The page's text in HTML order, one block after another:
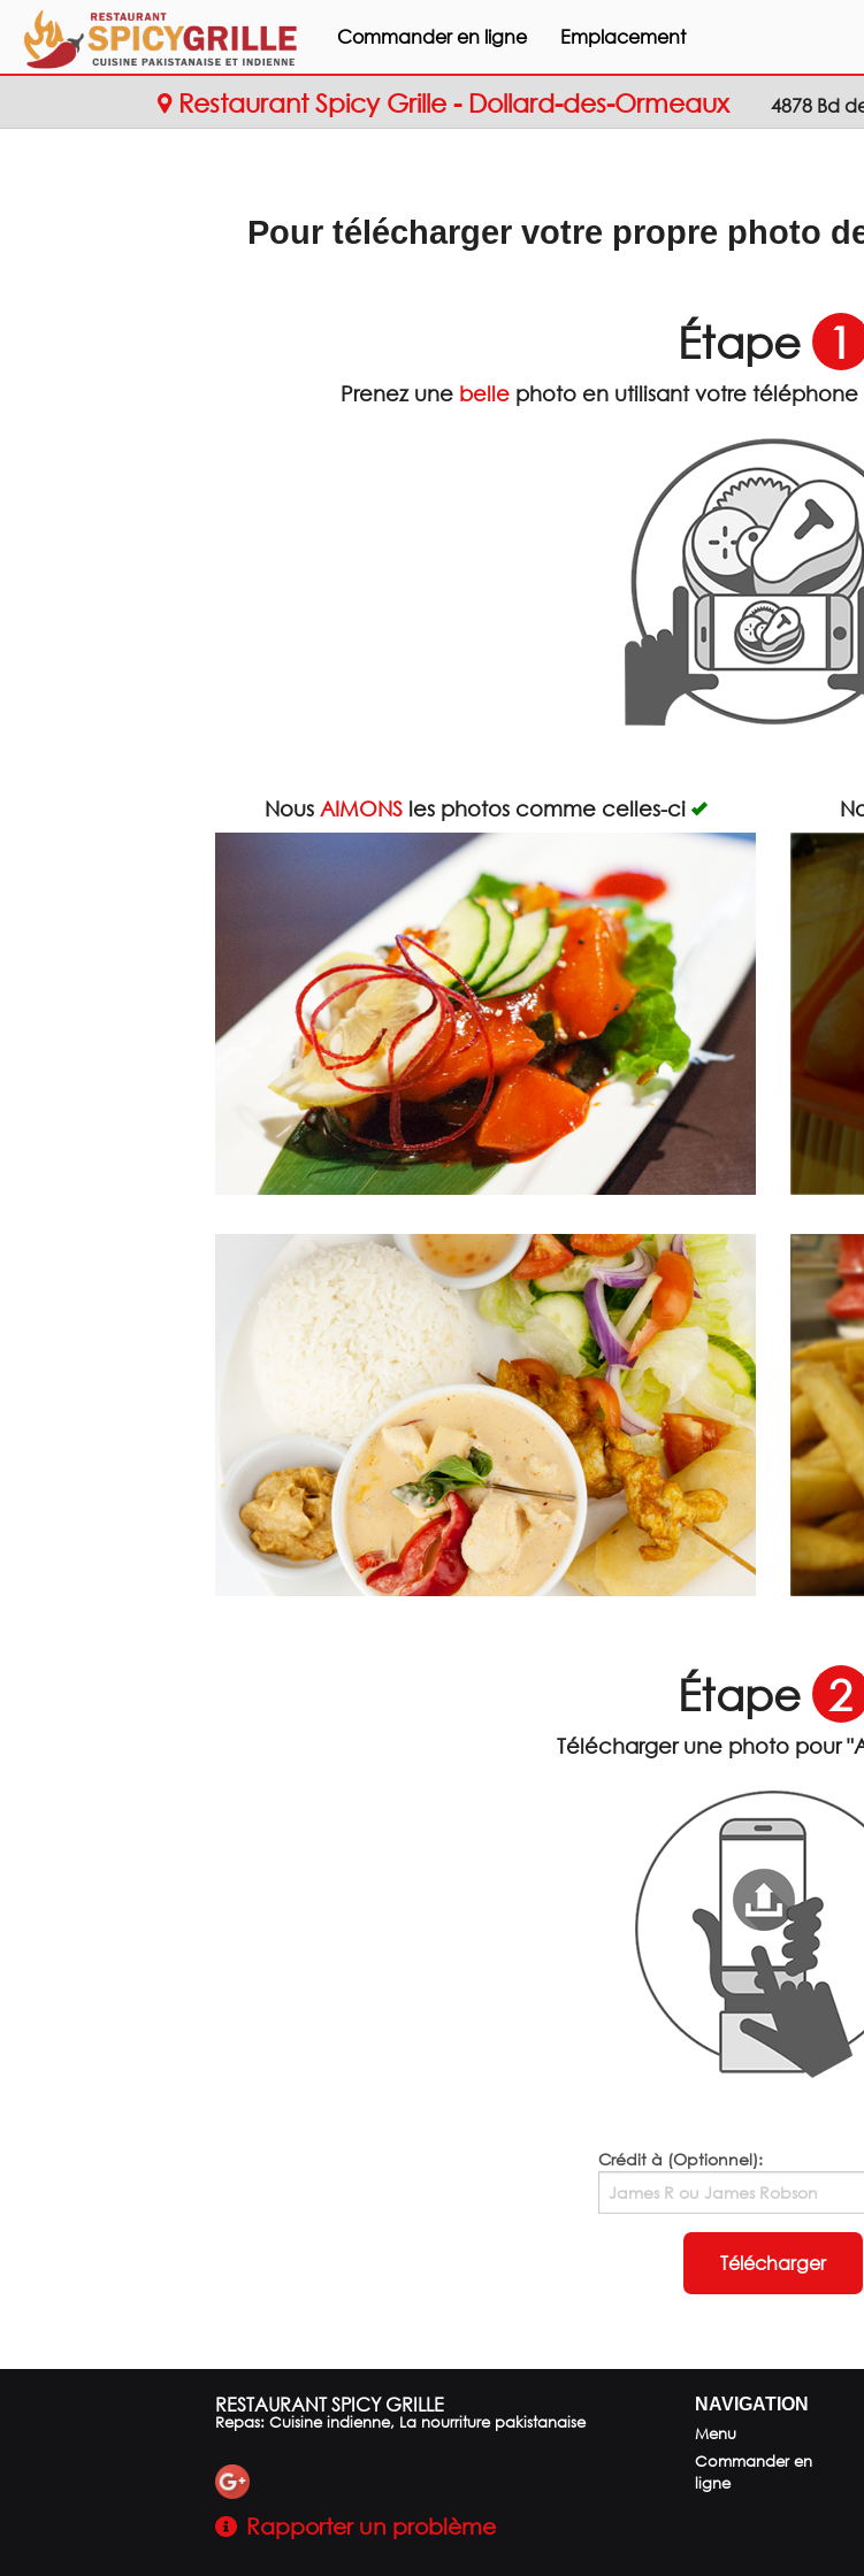
Commander en ligne Emplacement
Restaurant Spicy Grille - Dollard-des-Ormeaux 4878 Bd
Pour télécharger votre propre photo
Étape 1
Prenez une belle photo en utilisant votre
Nous AIMONSles photos comme celles-ci
Étape 2
Télécharger une photo pour
Crédit à (Optionnel):
Télécharger
RESTAURANT SPICY GRILLE
Repas: Cuisine indienne, La nourriture pakistanaise
Rapporter un problème
NAVIGATION
Menu
Commander en
ligne